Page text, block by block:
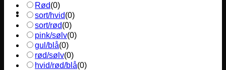
Rød(0)
sort/hvid(0)
sort/rød(0)
pink/sølv(0)
gul/blå(0)
rød/sølv(0)
hvid/rød/blå(0)